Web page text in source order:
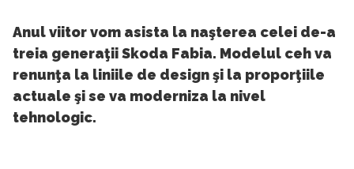
Anul viitor vom asista la naşterea celei de-a
treia generaţii Skoda Fabia. Modelul ceh va
renunţa la liniile de design şi la proporţiile
actuale şi se va moderniza la nivel
tehnologic.